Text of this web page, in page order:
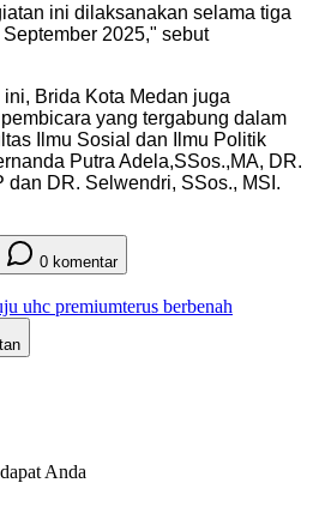
ini dilaksanakan selama tiga
2025," sebut
Brida Kota Medan juga
yang tergabung dalam
Ilmu Sosial dan Ilmu Politik
Putra Adela,SSos.,MA, DR.
DR. Selwendri, SSos., MSI.
0 komentar
uhc premiumterus berbenah
Anda